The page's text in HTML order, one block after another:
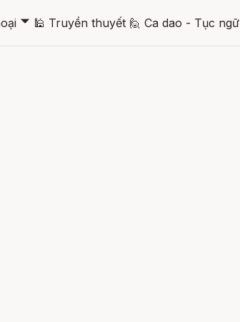
🞃 🕌 Truyền thuyết 🙋 Ca dao - Tục ngữ